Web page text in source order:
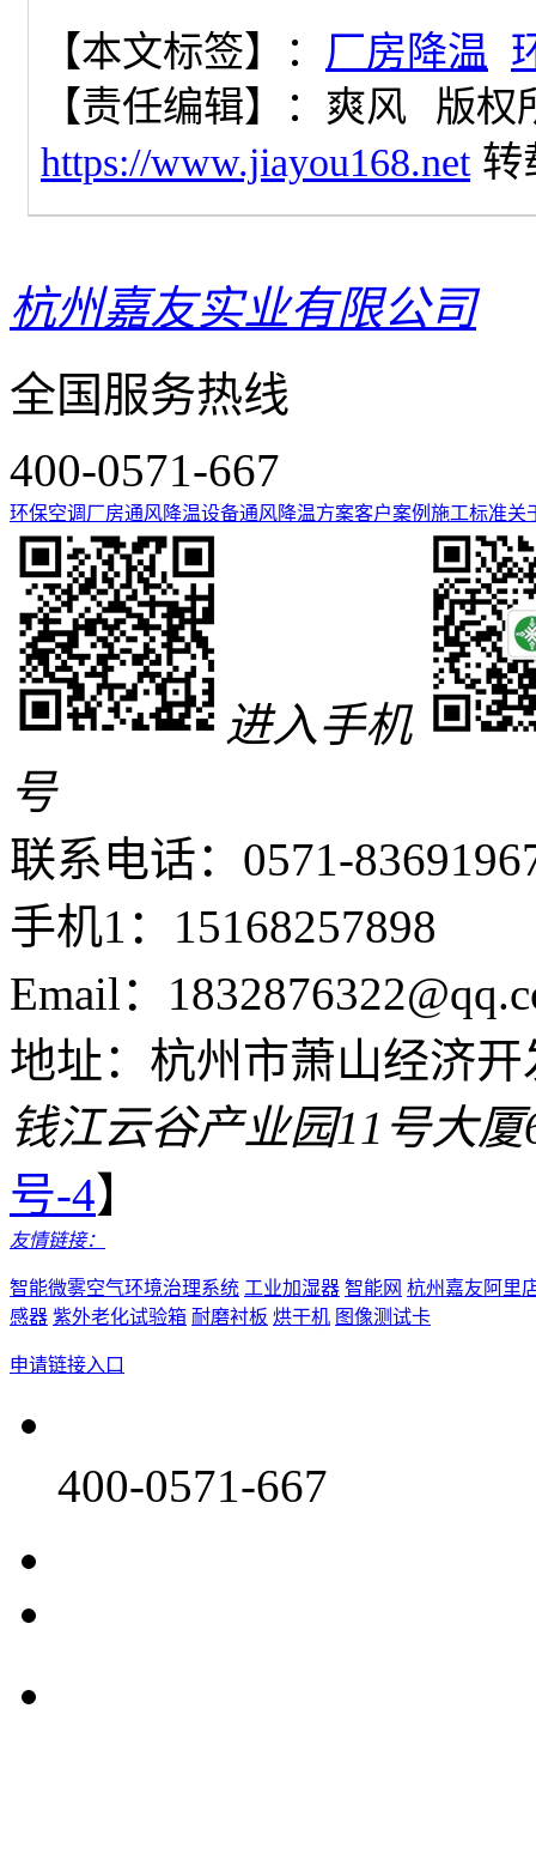
【本文标签】： 厂房降温
【责任编辑】： 爽风
版权
https://www.jiayou168.net 转
杭州嘉友实业有限公司
全国服务热线
400-0571-667
环保空调 厂房通风降温设备通风降温方案客户案例 施工标准关
进入手机
号
联系电话：0571-
手机1：15168257898
Email：
地址：杭州市萧山经济
钱江云谷产业园11号大厦
号-4】
友情链接：
智能微雾空气环境治理系统 工业加湿器 智能网 杭州嘉友阿里
感器 紫外老化试验箱 耐磨衬板 烘干机 图像测试卡
申请链接入口
400-0571-667